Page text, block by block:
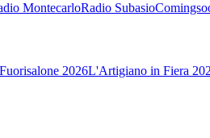
MontecarloRadio Subasio
Fuorisalone 2026L'Artigiano in Fiera